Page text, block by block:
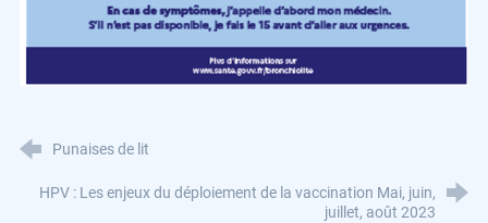
Punaises de lit
HPV : Les enjeux du déploiement de la vaccination Mai, juin,
juillet, août 2023